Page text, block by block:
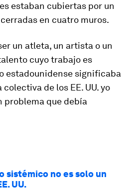
estaban cubiertas por un
en cuatro muros.
un atleta, un artista o un
cuyo trabajo es
estadounidense significaba
de los EE. UU. yo
problema que debía
sistémico no es solo un
UU.